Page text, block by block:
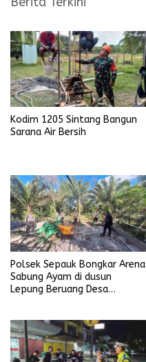
Kodim 1205 Sintang Bangun
Sarana Air Bersih
Polsek Sepauk Bongkar Arena
Sabung Ayam di dusun
Lepung Beruang Desa